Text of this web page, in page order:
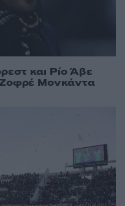
και Ρίο Άβε
Ζοφρέ Μονκάντα